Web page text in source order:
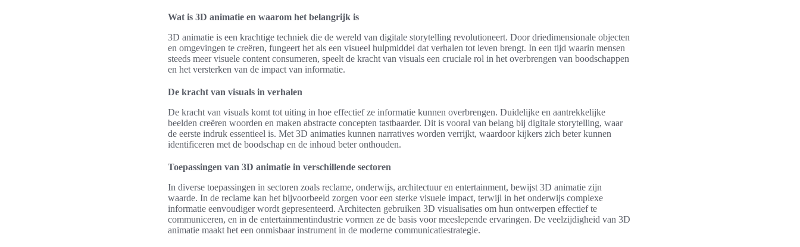
Wat is 3D animatie en waarom het belangrijk is
3D animatie is een krachtige techniek die de wereld van digitale storytelling revolutioneert. Door driedimensionale objecten
en omgevingen te creëren, fungeert het als een visueel hulpmiddel dat verhalen tot leven brengt. In een tijd waarin mensen
steeds meer visuele content consumeren, speelt de kracht van visuals een cruciale rol in het overbrengen van boodschappen
en het versterken van de impact van informatie.
De kracht van visuals in verhalen
De kracht van visuals komt tot uiting in hoe effectief ze informatie kunnen overbrengen. Duidelijke en aantrekkelijke
beelden creëren woorden en maken abstracte concepten tastbaarder. Dit is vooral van belang bij digitale storytelling, waar
de eerste indruk essentieel is. Met 3D animaties kunnen narratives worden verrijkt, waardoor kijkers zich beter kunnen
identificeren met de boodschap en de inhoud beter onthouden.
Toepassingen van 3D animatie in verschillende sectoren
In diverse toepassingen in sectoren zoals reclame, onderwijs, architectuur en entertainment, bewijst 3D animatie zijn
waarde. In de reclame kan het bijvoorbeeld zorgen voor een sterke visuele impact, terwijl in het onderwijs complexe
informatie eenvoudiger wordt gepresenteerd. Architecten gebruiken 3D visualisaties om hun ontwerpen effectief te
communiceren, en in de entertainmentindustrie vormen ze de basis voor meeslepende ervaringen. De veelzijdigheid van 3D
animatie maakt het een onmisbaar instrument in de moderne communicatiestrategie.